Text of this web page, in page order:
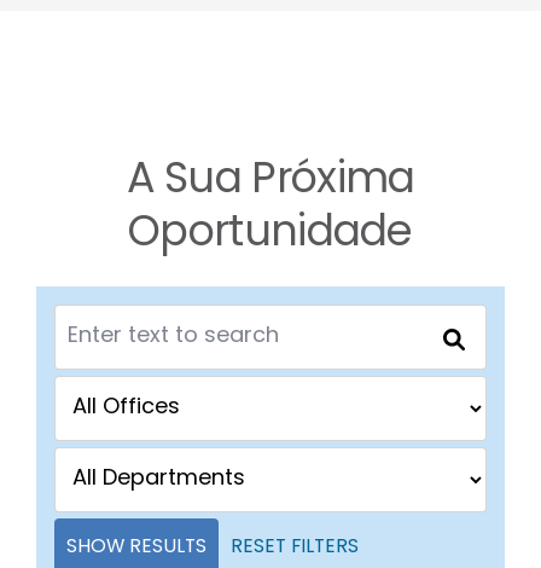
A Sua Próxima
Oportunidade
SHOW RESULTS RESET FILTERS